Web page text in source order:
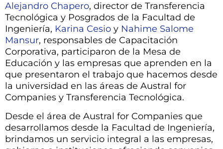
Alejandro Chapero, director de Transferencia
Tecnológica y Posgrados de la Facultad de
Ingeniería, Karina Cesio y Nahime Salome
Mansur, responsables de Capacitación
Corporativa, participaron de la Mesa de
Educación y las empresas que aprenden en la
que presentaron el trabajo que hacemos desde
la universidad en las áreas de Austral for
Companies y Transferencia Tecnológica.
Desde el área de Austral for Companies que
desarrollamos desde la Facultad de Ingeniería,
brindamos un servicio integral a las empresas,